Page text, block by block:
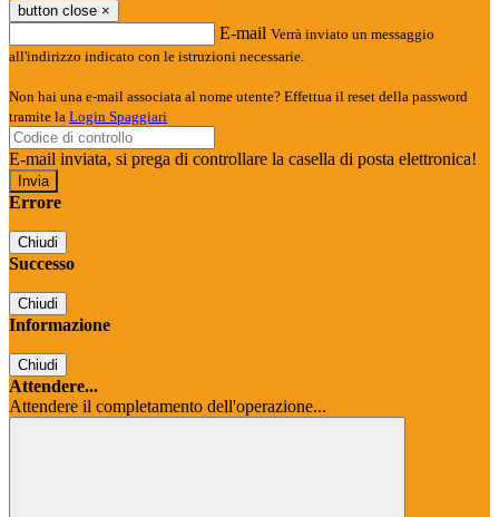
button close ×
E-mail Verrà inviato un messaggio
all'indirizzo indicato con le istruzioni necessarie.
Non hai una e-mail associata al nome utente? Effettua il reset della password
tramite la Login Spaggiari
E-mail inviata, si prega di controllare la casella di posta elettronica!
Errore
Chiudi
Successo
Chiudi
Informazione
Chiudi
Attendere...
Attendere il completamento dell'operazione...